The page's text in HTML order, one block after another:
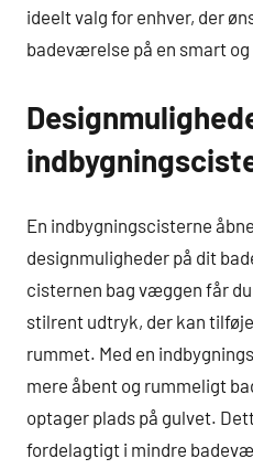
ideelt valg for enhver, der
badeværelse på en smart
En indbygningscisterne
designmuligheder på dit
cisternen bag væggen får
stilrent udtryk, der kan
rummet. Med en
mere åbent og rummeligt
optager plads på gulvet.
fordelagtigt i mindre